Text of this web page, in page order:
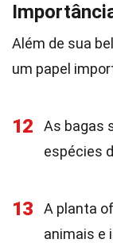
Além de sua
um papel
12
As bagas
espécies
13
A planta
animais e